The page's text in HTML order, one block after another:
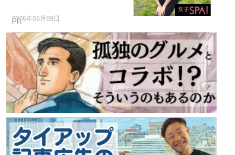
2026年06月09日
PR